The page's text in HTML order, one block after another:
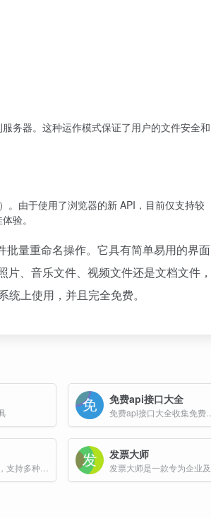
务器。这种运作模式保证了用户的文件安全和
由于使用了浏览器的新 API，目前仅支持较
验。
量重命名操作。它具有简单易用的界面
、音乐文件、视频文件还是文档文件，
上使用，并且完全免费。
免费api接口大全
在线文件查看器，支持多种文件格式的查看和编辑
发票大师